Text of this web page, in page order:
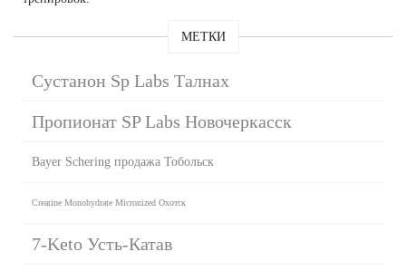
МЕТКИ
Сустанон Sp Labs Талнах
Пропионат SP Labs Новочеркасск
Bayer Schering продажа Тобольск
Creatine Monohydrate Micronized Охотск
7-Keto Усть-Катав